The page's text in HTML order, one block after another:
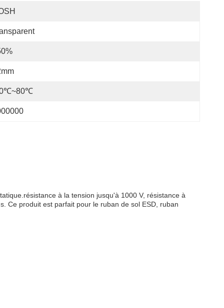
à la tension jusqu'à 1000 V, résistance à
Ce produit est parfait pour le ruban de sol ESD, ruban